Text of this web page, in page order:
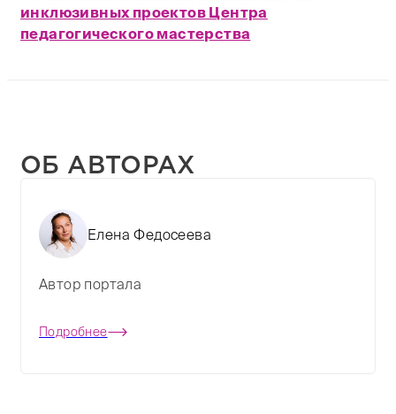
инклюзивных проектов Центра
педагогического мастерства
ОБ АВТОРАХ
Елена Федосеева
Автор портала
Подробнее